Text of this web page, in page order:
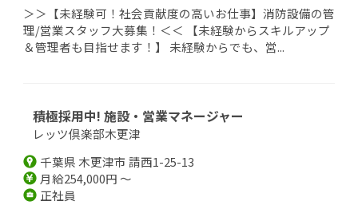
＞＞【未経験可！社会貢献度の高いお仕事】消防設備の管
理/営業スタッフ大募集！＜＜ 【未経験からスキルアップ
＆管理者も目指せます！】 未経験からでも、営...
積極採用中! 施設・営業マネージャー
レッツ倶楽部木更津
千葉県 木更津市 請西1-25-13
月給254,000円 ～
正社員